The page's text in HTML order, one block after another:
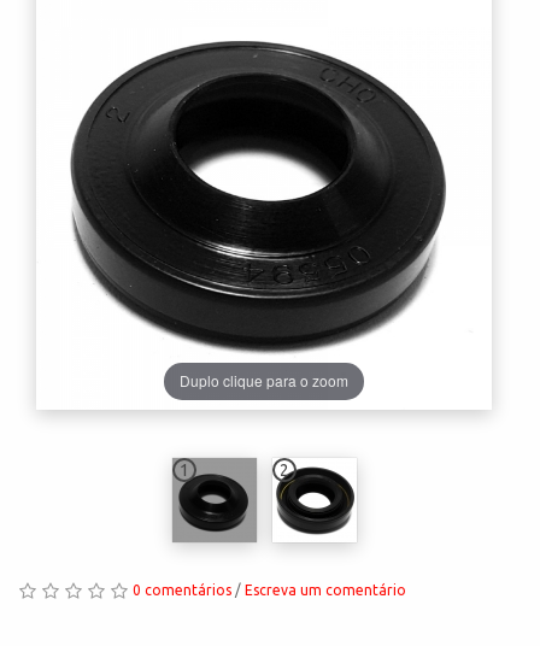
1 2
Duplo clique para o zoom
0 comentários / Escreva um comentário